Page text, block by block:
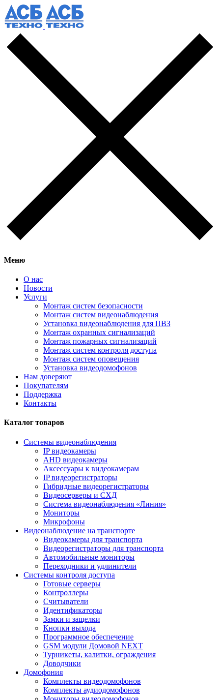
Меню
О нас
Новости
Услуги
Монтаж систем безопасности
Монтаж систем видеонаблюдения
Установка видеонаблюдения для ПВЗ
Монтаж охранных сигнализаций
Монтаж пожарных сигнализаций
Монтаж систем контроля доступа
Монтаж систем оповещения
Установка видеодомофонов
Нам доверяют
Покупателям
Поддержка
Контакты
Каталог товаров
Системы видеонаблюдения
IP видеокамеры
AHD видеокамеры
Аксессуары к видеокамерам
IP видеорегистраторы
Гибридные видеорегистраторы
Видеосерверы и СХД
Система видеонаблюдения «Линия»
Мониторы
Микрофоны
Видеонаблюдение на транспорте
Видеокамеры для транспорта
Видеорегистраторы для транспорта
Автомобильные мониторы
Переходники и удлинители
Системы контроля доступа
Готовые серверы
Контроллеры
Считыватели
Идентификаторы
Замки и защелки
Кнопки выхода
Программное обеспечение
GSM модули Домовой NEXT
Турникеты, калитки, ограждения
Доводчики
Домофония
Комплекты видеодомофонов
Комплекты аудиодомофонов